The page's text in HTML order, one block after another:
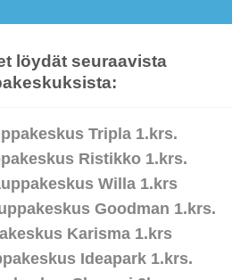
löydät seuraavista
Tripla 1.krs.
Ristikko 1.krs.
Willa 1.krs
Goodman 1.krs.
Karisma 1.krs
Ideapark 1.krs.